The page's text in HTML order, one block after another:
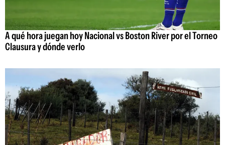
A qué hora juegan hoy Nacional vs Boston River por el Torneo
Clausura y dónde verlo